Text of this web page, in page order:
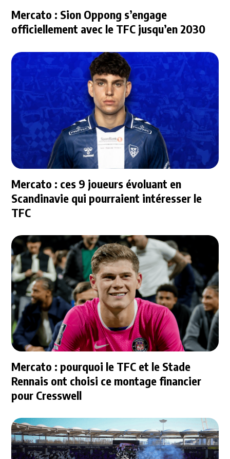
Mercato : Sion Oppong s’engage
officiellement avec le TFC jusqu’en 2030
Mercato : ces 9 joueurs évoluant en
Scandinavie qui pourraient intéresser le
TFC
Mercato : pourquoi le TFC et le Stade
Rennais ont choisi ce montage financier
pour Cresswell